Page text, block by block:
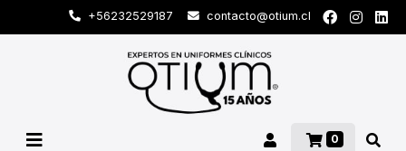
+56232529187 contacto@otium.cl
0